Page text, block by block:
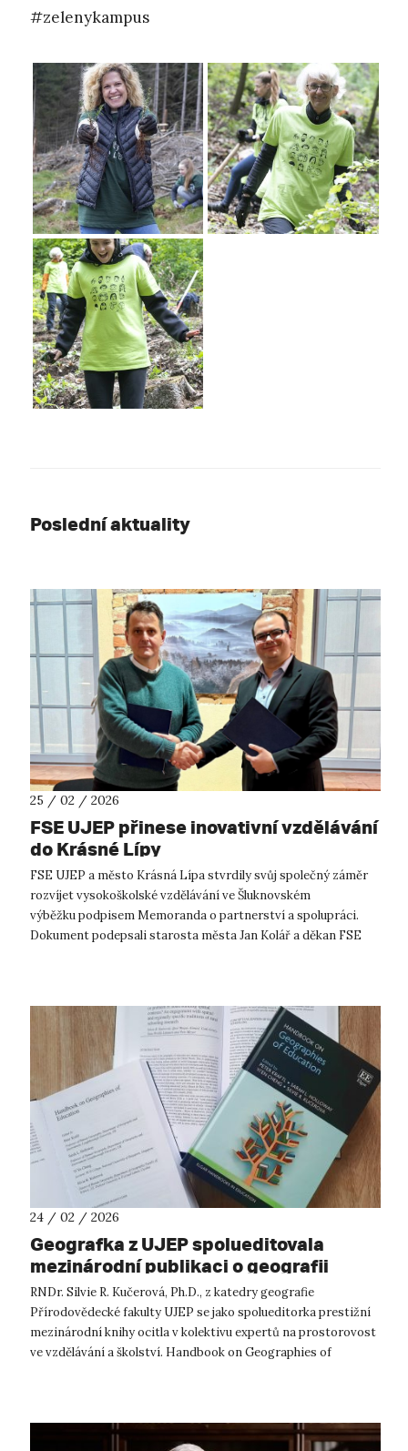
#zelenykampus
Poslední aktuality
25 / 02 / 2026
FSE UJEP přinese inovativní vzdělávání
do Krásné Lípy
FSE UJEP a město Krásná Lípa stvrdily svůj společný záměr
rozvíjet vysokoškolské vzdělávání ve Šluknovském
výběžku podpisem Memoranda o partnerství a spolupráci.
Dokument podepsali starosta města Jan Kolář a děkan FSE
24 / 02 / 2026
Geografka z UJEP spolueditovala
mezinárodní publikaci o geografii
vzdělávání
RNDr. Silvie R. Kučerová, Ph.D., z katedry geografie
Přírodovědecké fakulty UJEP se jako spolueditorka prestižní
mezinárodní knihy ocitla v kolektivu expertů na prostorovost
ve vzdělávání a školství. Handbook on Geographies of